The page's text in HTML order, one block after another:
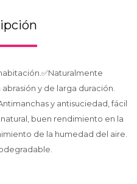
y de larga duración.
y antisuciedad, fácil
buen rendimiento en la
de la humedad del aire.